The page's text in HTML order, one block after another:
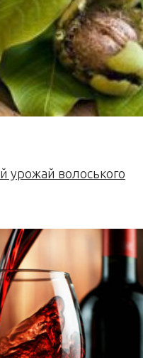
урожай волоського